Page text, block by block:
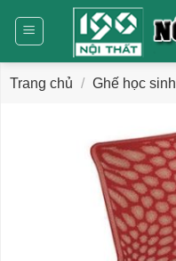
dung
Trang chủ / Ghế học sinh